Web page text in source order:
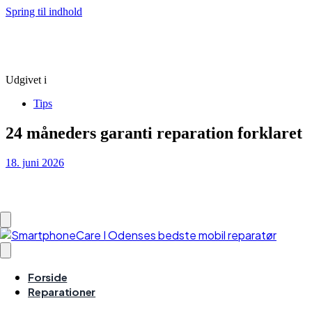
Spring til indhold
Forside
Reparationer
Udgivet i
Tips
24 måneders garanti reparation forklaret
18. juni 2026